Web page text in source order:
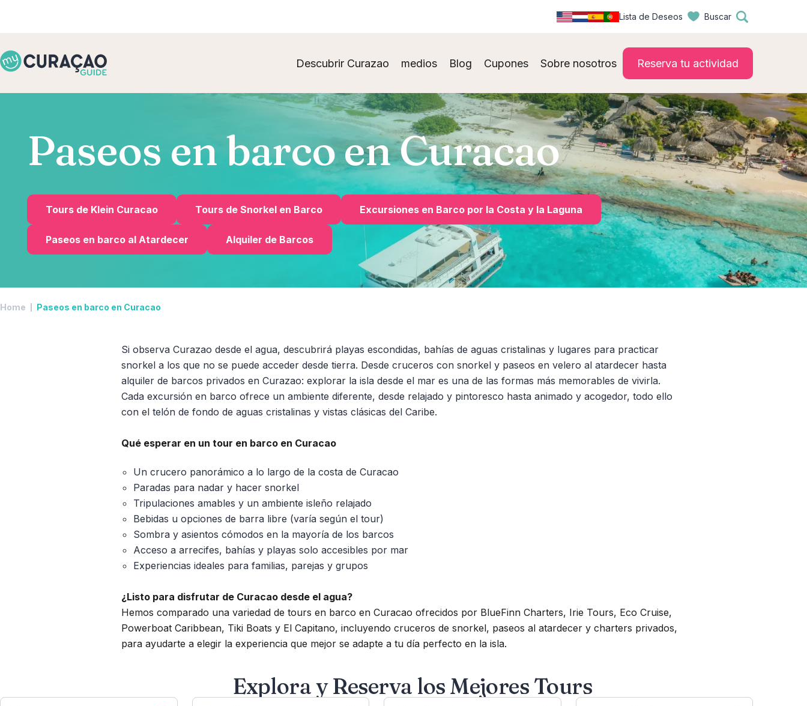
Lista de Deseos Buscar
Descubrir Curazao medios Blog Cupones Sobre nosotros Reserva tu actividad
Paseos en barco en Curacao
Tours de Klein Curacao Tours de Snorkel en Barco Excursiones en Barco por la Costa y la Laguna
Paseos en barco al Atardecer Alquiler de Barcos
Home Paseos en barco en Curacao
Si observa Curazao desde el agua, descubrirá playas escondidas, bahías de aguas cristalinas y lugares para practicar
snorkel a los que no se puede acceder desde tierra. Desde cruceros con snorkel y paseos en velero al atardecer hasta
alquiler de barcos privados en Curazao: explorar la isla desde el mar es una de las formas más memorables de vivirla.
Cada excursión en barco ofrece un ambiente diferente, desde relajado y pintoresco hasta animado y acogedor, todo ello
con el telón de fondo de aguas cristalinas y vistas clásicas del Caribe.
Qué esperar en un tour en barco en Curacao
Un crucero panorámico a lo largo de la costa de Curacao
Paradas para nadar y hacer snorkel
Tripulaciones amables y un ambiente isleño relajado
Bebidas u opciones de barra libre (varía según el tour)
Sombra y asientos cómodos en la mayoría de los barcos
Acceso a arrecifes, bahías y playas solo accesibles por mar
Experiencias ideales para familias, parejas y grupos
¿Listo para disfrutar de Curacao desde el agua?
Hemos comparado una variedad de tours en barco en Curacao ofrecidos por BlueFinn Charters, Irie Tours, Eco Cruise,
Powerboat Caribbean, Tiki Boats y El Capitano, incluyendo cruceros de snorkel, paseos al atardecer y charters privados,
para ayudarte a elegir la experiencia que mejor se adapte a tu día perfecto en la isla.
Explora y Reserva los Mejores Tours